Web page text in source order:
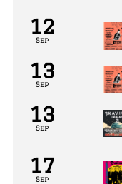
12
Sep
13
Sep
13
Sep
17
Sep